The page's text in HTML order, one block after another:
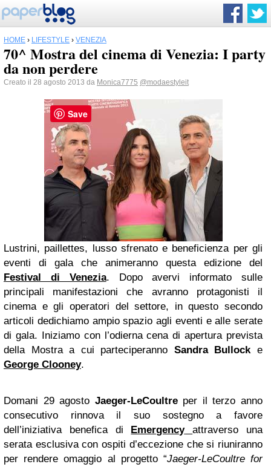
HOME › LIFESTYLE › VENEZIA
70^ Mostra del cinema di Venezia: I party
da non perdere
Creato il 28 agosto 2013 da Monica7775 @modaestyleit
Lustrini, paillettes, lusso sfrenato e beneficienza per gli
eventi di gala che animeranno questa edizione del
Festival di Venezia. Dopo avervi informato sulle
principali manifestazioni che avranno protagonisti il
cinema e gli operatori del settore, in questo secondo
articoli dedichiamo ampio spazio agli eventi e alle serate
di gala. Iniziamo con l’odierna cena di apertura prevista
della Mostra a cui parteciperanno Sandra Bullocke
George Clooney.
Domani 29 agosto Jaeger-LeCoultreper il terzo anno
consecutivo rinnova il suo sostegno a favore
dell’iniziativa benefica di Emergency
attraverso una
serata esclusiva con ospiti d’eccezione che si riuniranno
per rendere omaggio al progetto “Jaeger-LeCoultre for
Save